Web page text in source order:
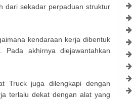
dari sekadar perpaduan struktur
kendaraan kerja dibentuk
akhirnya diejawantahkan
Truck juga dilengkapi dengan
terlalu dekat dengan alat yang